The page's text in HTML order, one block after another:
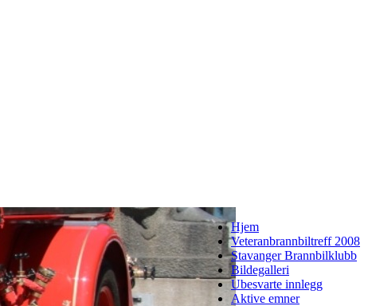
Hjem
Veteranbrannbiltreff 2008
Stavanger Brannbilklubb
Bildegalleri
Ubesvarte innlegg
Aktive emner